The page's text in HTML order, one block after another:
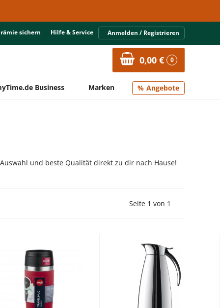
sichern Hilfe & Service Anmelden / Registrieren
0,00 € 0
Business Marken Angebote
und beste Qualität direkt zu dir nach Hause!
Vorherige Seite
Seite 1 von 1